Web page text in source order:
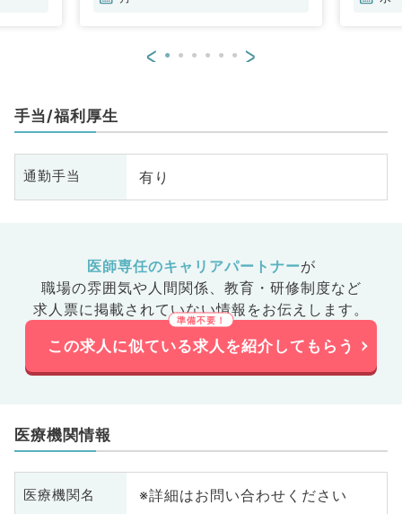
< >
手当/福利厚生
通勤手当 有り
医師専任のキャリアパートナーが
職場の雰囲気や人間関係、 教育・研修制度など
求人票に掲載されていない情報をお伝えします。
この求人に似ている求人を紹介してもらう
医療機関情報
医療機関名 ※詳細はお問い合わせください